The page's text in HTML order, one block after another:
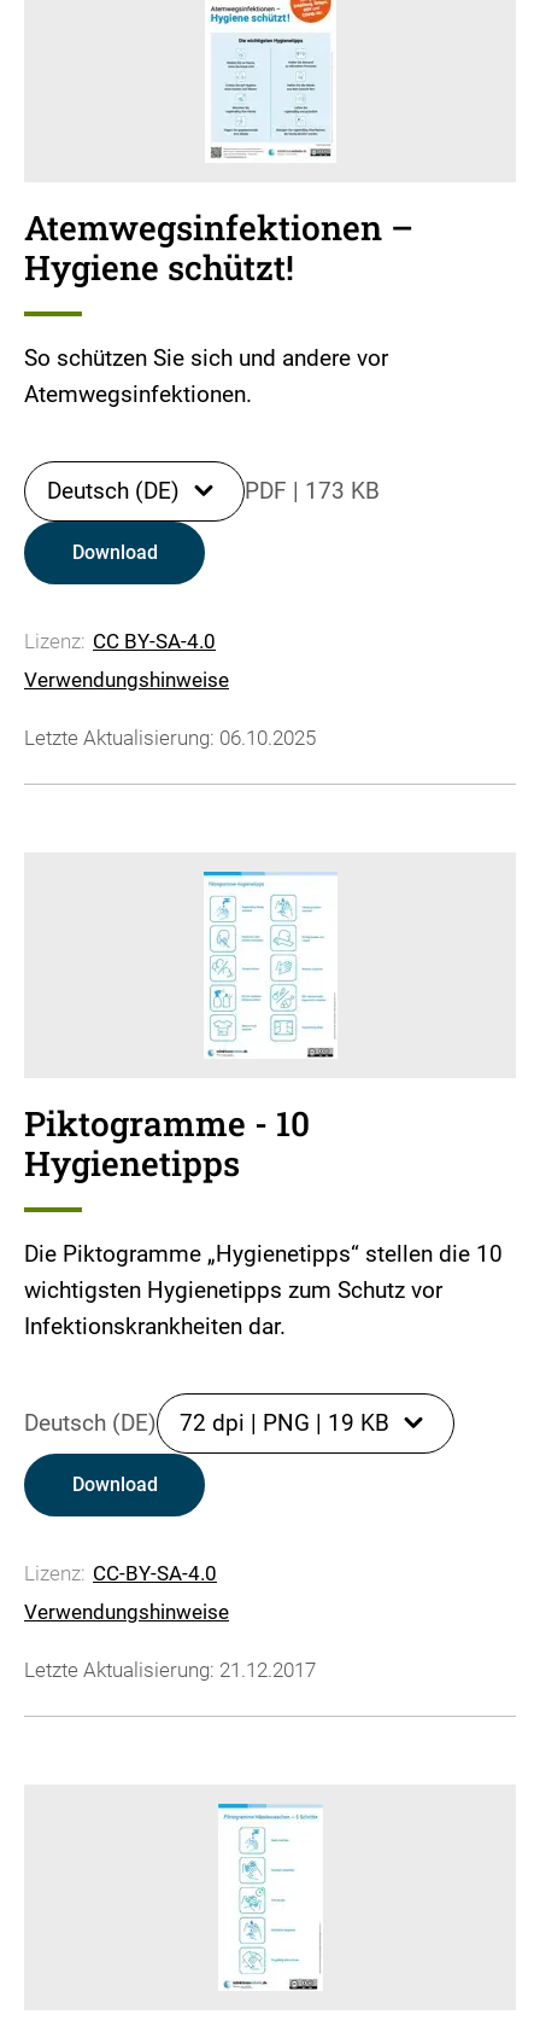
Atemwegsinfektionen –
Hygiene schützt!
So schützen Sie sich und andere vor
Atemwegsinfektionen.
Deutsch (DE) PDF | 173 KB
Download
Lizenz: CC BY-SA-4.0
Verwendungshinweise
Letzte Aktualisierung: 06.10.2025
Piktogramme - 10
Hygienetipps
Die Piktogramme „Hygienetipps“ stellen die 10
wichtigsten Hygienetipps zum Schutz vor
Infektionskrankheiten dar.
Deutsch (DE) 72 dpi | PNG | 19 KB
Download
Lizenz: CC-BY-SA-4.0
Verwendungshinweise
Letzte Aktualisierung: 21.12.2017